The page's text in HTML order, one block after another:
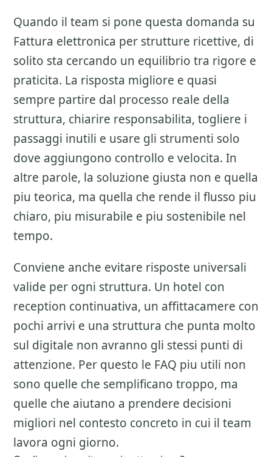
Quando il team si pone questa domanda su
Fattura elettronica per strutture ricettive, di
solito sta cercando un equilibrio tra rigore e
praticita. La risposta migliore e quasi
sempre partire dal processo reale della
struttura, chiarire responsabilita, togliere i
passaggi inutili e usare gli strumenti solo
dove aggiungono controllo e velocita. In
altre parole, la soluzione giusta non e quella
piu teorica, ma quella che rende il flusso piu
chiaro, piu misurabile e piu sostenibile nel
tempo.
Conviene anche evitare risposte universali
valide per ogni struttura. Un hotel con
reception continuativa, un affittacamere con
pochi arrivi e una struttura che punta molto
sul digitale non avranno gli stessi punti di
attenzione. Per questo le FAQ piu utili non
sono quelle che semplificano troppo, ma
quelle che aiutano a prendere decisioni
migliori nel contesto concreto in cui il team
lavora ogni giorno.